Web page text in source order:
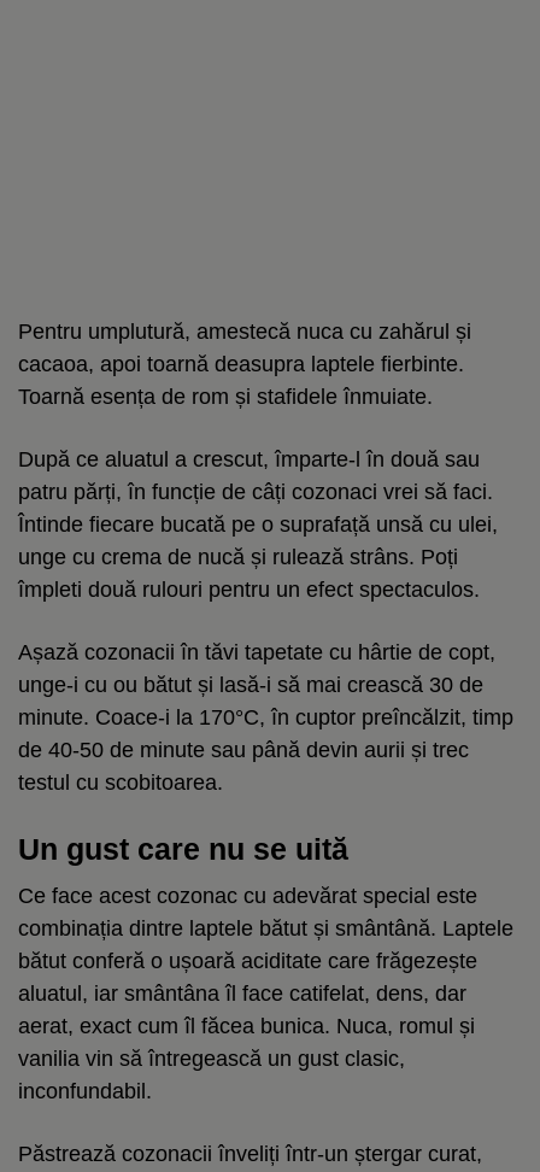
Pentru umplutură, amestecă nuca cu zahărul și
cacaoa, apoi toarnă deasupra laptele fierbinte.
Toarnă esența de rom și stafidele înmuiate.
După ce aluatul a crescut, împarte-l în două sau
patru părți, în funcție de câți cozonaci vrei să faci.
Întinde fiecare bucată pe o suprafață unsă cu ulei,
unge cu crema de nucă și rulează strâns. Poți
împleti două rulouri pentru un efect spectaculos.
Așază cozonacii în tăvi tapetate cu hârtie de copt,
unge-i cu ou bătut și lasă-i să mai crească 30 de
minute. Coace-i la 170°C, în cuptor preîncălzit, timp
de 40-50 de minute sau până devin aurii și trec
testul cu scobitoarea.
Un gust care nu se uită
Ce face acest cozonac cu adevărat special este
combinația dintre laptele bătut și smântână. Laptele
bătut conferă o ușoară aciditate care frăgezește
aluatul, iar smântâna îl face catifelat, dens, dar
aerat, exact cum îl făcea bunica. Nuca, romul și
vanilia vin să întregească un gust clasic,
inconfundabil.
Păstrează cozonacii înveliți într-un ștergar curat,